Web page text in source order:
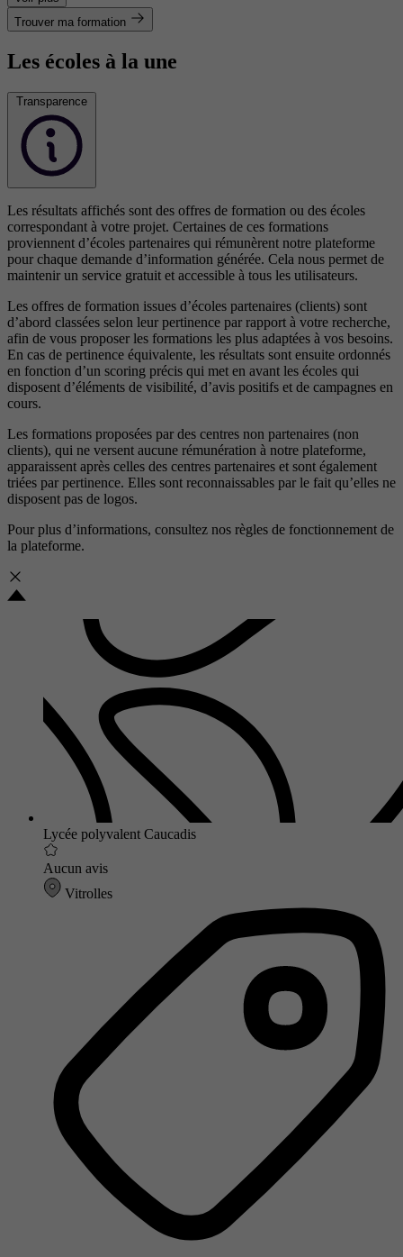
Trouver ma formation
Les écoles à la une
Transparence
Les résultats affichés sont des offres de formation ou des écoles
correspondant à votre projet. Certaines de ces formations
proviennent d’écoles partenaires qui rémunèrent notre plateforme
pour chaque demande d’information générée. Cela nous permet de
maintenir un service gratuit et accessible à tous les utilisateurs.
Les offres de formation issues d’écoles partenaires (clients) sont
d’abord classées selon leur pertinence par rapport à votre recherche,
afin de vous proposer les formations les plus adaptées à vos besoins.
En cas de pertinence équivalente, les résultats sont ensuite ordonnés
en fonction d’un scoring précis qui met en avant les écoles qui
disposent d’éléments de visibilité, d’avis positifs et de campagnes en
cours.
Les formations proposées par des centres non partenaires (non
clients), qui ne versent aucune rémunération à notre plateforme,
apparaissent après celles des centres partenaires et sont également
triées par pertinence. Elles sont reconnaissables par le fait qu’elles ne
disposent pas de logos.
Pour plus d’informations, consultez nos règles de fonctionnement de
la plateforme.
Lycée polyvalent Caucadis
Aucun avis
Vitrolles